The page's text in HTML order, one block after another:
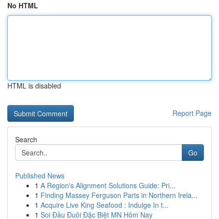
No HTML
HTML is disabled
Report Page
Search
Go
Published News
1 A Region's Alignment Solutions Guide: Pri...
1 Finding Massey Ferguson Parts in Northern Irela...
1 Acquire Live King Seafood : Indulge In t...
1 Soi Đầu Đuôi Đặc Biệt MN Hôm Nay